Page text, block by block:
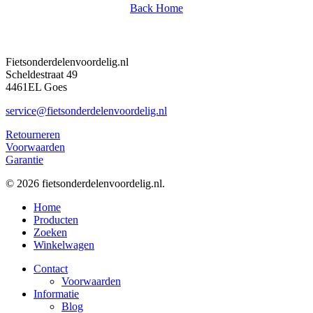
Back Home
Fietsonderdelenvoordelig.nl
Scheldestraat 49
4461EL Goes
service@fietsonderdelenvoordelig.nl
Retourneren
Voorwaarden
Garantie
© 2026 fietsonderdelenvoordelig.nl.
Close
Menu
Home
Producten
Zoeken
Winkelwagen
Contact
Voorwaarden
Informatie
Blog